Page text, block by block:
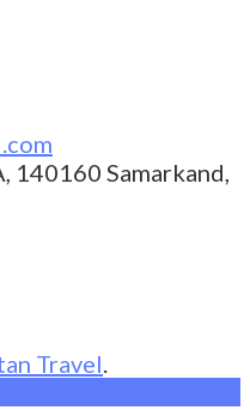
140160 Samarkand,
Travel.